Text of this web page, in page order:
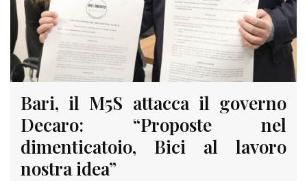
Bari, il M5S attacca il governo
Decaro: “Proposte nel
dimenticatoio, Bici al lavoro
nostra idea”